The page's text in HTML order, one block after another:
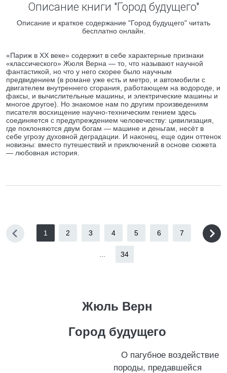
Описание книги "Город будущего"
Описание и краткое содержание "Город будущего" читать
бесплатно онлайн.
«Париж в ХХ веке» содержит в себе характерные признаки
«классического» Жюля Верна — то, что называют научной
фантастикой, но что у него скорее было научным
предвидением (в романе уже есть и метро, и автомобили с
двигателем внутреннего сгорания, работающем на водороде, и
факсы, и вычислительные машины, и электрические машины и
многое другое). Но знакомое нам по другим произведениям
писателя восхищение научно-техническим гением здесь
соединяется с предупреждением человечеству: цивилизация,
где поклоняются двум богам — машине и деньгам, несёт в
себе угрозу духовной деградации. И наконец, еще один оттенок
новизны: вместо путешествий и приключений в основе сюжета
— любовная история.
1 2 3 4 5 6 7
34
Жюль Верн
Город будущего
О пагубное воздействие
породы, предавшейся